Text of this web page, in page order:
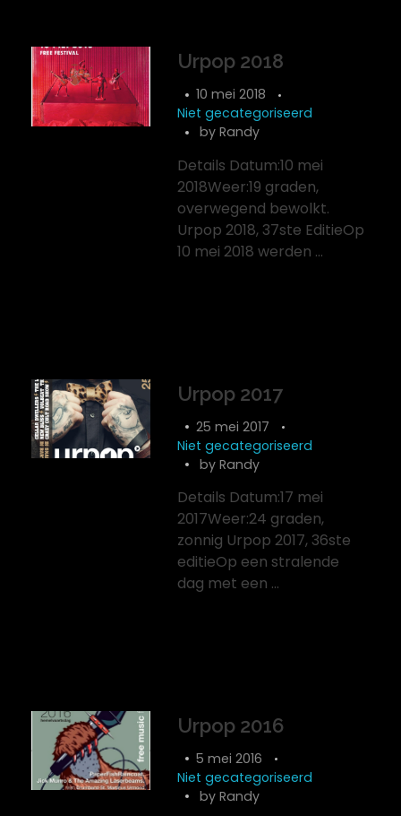
Urpop 2018
10 mei 2018
Niet gecategoriseerd
by Randy
Details Datum:10 mei
2018Weer:19 graden,
overwegend bewolkt.
Urpop 2018, 37ste EditieOp
10 mei 2018 werden ...
Urpop 2017
25 mei 2017
Niet gecategoriseerd
by Randy
Details Datum:17 mei
2017Weer:24 graden,
zonnig Urpop 2017, 36ste
editieOp een stralende
dag met een ...
Urpop 2016
5 mei 2016
Niet gecategoriseerd
by Randy